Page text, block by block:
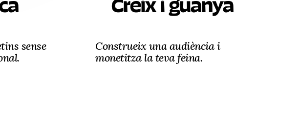
sense
Construeix una audiència i
monetitza la teva feina.